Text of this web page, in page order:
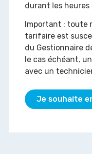
durant les heures
Important : toute
tarifaire est
du Gestionnaire
le cas échéant,
avec un
Je souhaite